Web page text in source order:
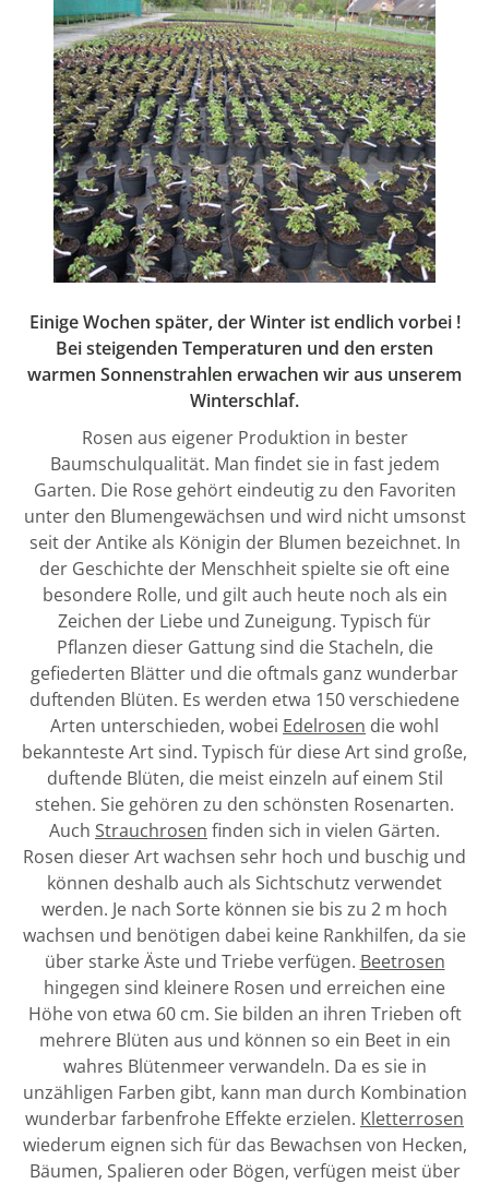
Einige Wochen später, der Winter ist endlich vorbei !
Bei steigenden Temperaturen und den ersten
warmen Sonnenstrahlen erwachen wir aus unserem
Winterschlaf.
Rosen aus eigener Produktion in bester
Baumschulqualität. Man findet sie in fast jedem
Garten. Die Rose gehört eindeutig zu den Favoriten
unter den Blumengewächsen und wird nicht umsonst
seit der Antike als Königin der Blumen bezeichnet. In
der Geschichte der Menschheit spielte sie oft eine
besondere Rolle, und gilt auch heute noch als ein
Zeichen der Liebe und Zuneigung. Typisch für
Pflanzen dieser Gattung sind die Stacheln, die
gefiederten Blätter und die oftmals ganz wunderbar
duftenden Blüten. Es werden etwa 150 verschiedene
Arten unterschieden, wobei Edelrosen die wohl
bekannteste Art sind. Typisch für diese Art sind große,
duftende Blüten, die meist einzeln auf einem Stil
stehen. Sie gehören zu den schönsten Rosenarten.
Auch Strauchrosen finden sich in vielen Gärten.
Rosen dieser Art wachsen sehr hoch und buschig und
können deshalb auch als Sichtschutz verwendet
werden. Je nach Sorte können sie bis zu 2 m hoch
wachsen und benötigen dabei keine Rankhilfen, da sie
über starke Äste und Triebe verfügen. Beetrosen
hingegen sind kleinere Rosen und erreichen eine
Höhe von etwa 60 cm. Sie bilden an ihren Trieben oft
mehrere Blüten aus und können so ein Beet in ein
wahres Blütenmeer verwandeln. Da es sie in
unzähligen Farben gibt, kann man durch Kombination
wunderbar farbenfrohe Effekte erzielen. Kletterrosen
wiederum eignen sich für das Bewachsen von Hecken,
Bäumen, Spalieren oder Bögen, verfügen meist über